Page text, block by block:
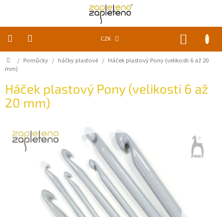
CZK
KLUBKA
k
Akce
a
Pomůcky
Domů
/ Pomůcky / háčky plastové / Háček plastový Pony (velikosti 6 až 20
mm)
Háček plastový Pony (velikosti 6 až
20 mm)